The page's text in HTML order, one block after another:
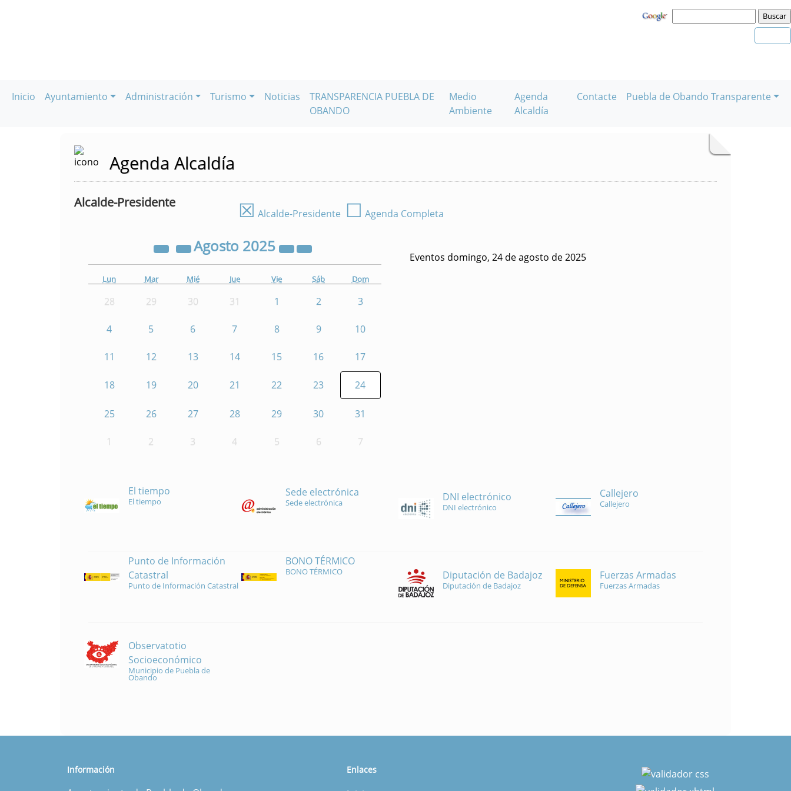
Inicio Ayuntamiento Administración Turismo Noticias
TRANSPARENCIA PUEBLA DE
OBANDO
Medio
Ambiente
Agenda
Alcaldía
Contacte Puebla de Obando Transparente
Agenda Alcaldía
Alcalde-Presidente ☒ Alcalde-Presidente ☐ Agenda Completa
Agosto 2025
Lun Mar Mié Jue Vie Sáb Dom
28 29 30 31 1 2 3
4 5 6 7 8 9 10
11 12 13 14 15 16 17
18 19 20 21 22 23 24
25 26 27 28 29 30 31
1 2 3 4 5 6 7
Eventos domingo, 24 de agosto de 2025
El tiempo
El tiempo
Sede electrónica
Sede electrónica DNI electrónico
DNI electrónico
Callejero
Callejero
Punto de Información
Catastral
Punto de Información Catastral
BONO TÉRMICO
BONO TÉRMICO Diputación de Badajoz
Diputación de Badajoz
Fuerzas Armadas
Fuerzas Armadas
Observatotio
Socioeconómico
Municipio de Puebla de
Obando
Información Enlaces